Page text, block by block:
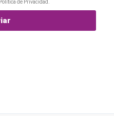
de Privacidad.